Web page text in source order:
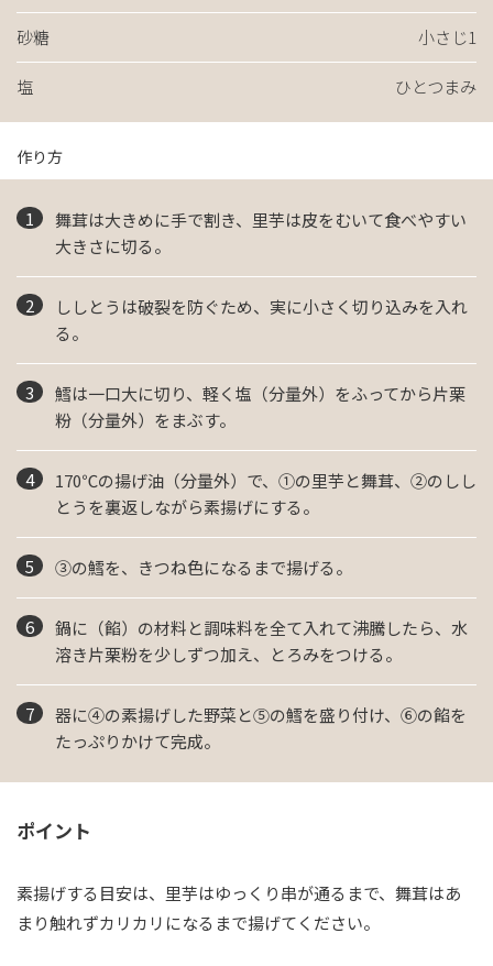
砂糖 小さじ1
塩 ひとつまみ
作り方
舞茸は大きめに手で割き、里芋は皮をむいて食べやすい
大きさに切る。
ししとうは破裂を防ぐため、実に小さく切り込みを入れ
る。
鱈は一口大に切り、軽く塩（分量外）をふってから片栗
粉（分量外）をまぶす。
170℃の揚げ油（分量外）で、①の里芋と舞茸、②のしし
とうを裏返しながら素揚げにする。
③の鱈を、きつね色になるまで揚げる。
鍋に（餡）の材料と調味料を全て入れて沸騰したら、水
溶き片栗粉を少しずつ加え、とろみをつける。
器に④の素揚げした野菜と⑤の鱈を盛り付け、⑥の餡を
たっぷりかけて完成。
ポイント
素揚げする目安は、里芋はゆっくり串が通るまで、舞茸はあ
まり触れずカリカリになるまで揚げてください。